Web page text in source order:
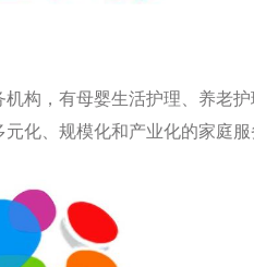
构，有母婴生活护理、养老
化、规模化和产业化的家庭服